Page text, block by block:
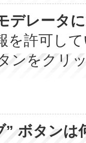
デレータ
を許可し
ンをクリ
” ボタンは